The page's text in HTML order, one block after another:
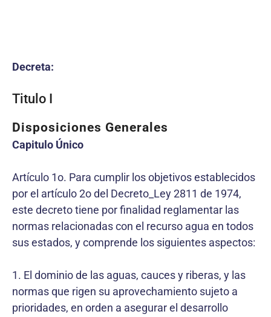
Decreta:
Titulo I
Disposiciones Generales
Capitulo Único
Artículo 1o. Para cumplir los objetivos establecidos
por el artículo 2o del Decreto_Ley 2811 de 1974,
este decreto tiene por finalidad reglamentar las
normas relacionadas con el recurso agua en todos
sus estados, y comprende los siguientes aspectos:
1. El dominio de las aguas, cauces y riberas, y las
normas que rigen su aprovechamiento sujeto a
prioridades, en orden a asegurar el desarrollo